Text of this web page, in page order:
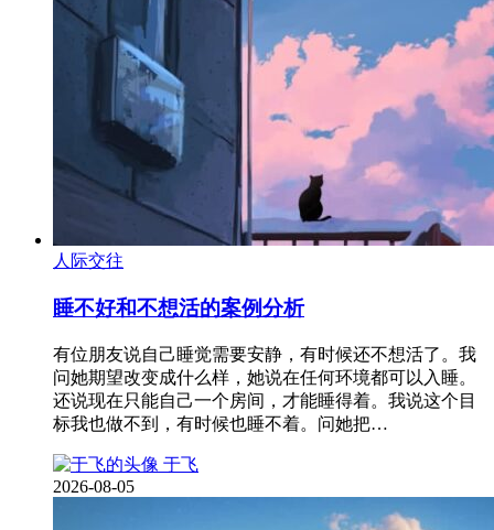
人际交往
睡不好和不想活的案例分析
有位朋友说自己睡觉需要安静，有时候还不想活了。我
问她期望改变成什么样，她说在任何环境都可以入睡。
还说现在只能自己一个房间，才能睡得着。我说这个目
标我也做不到，有时候也睡不着。问她把…
于飞
2026-08-05